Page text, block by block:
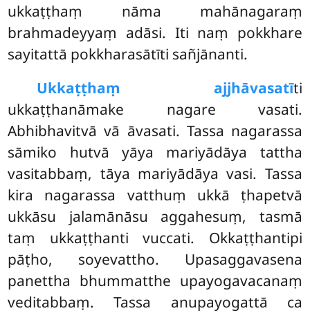
ukkaṭṭhaṃ nāma mahānagaraṃ
brahmadeyyaṃ adāsi. Iti naṃ pokkhare
sayitattā pokkharasātīti sañjānanti.
Ukkaṭṭhaṃ ajjhāvasatīti
ukkaṭṭhanāmake nagare vasati.
Abhibhavitvā vā āvasati. Tassa nagarassa
sāmiko hutvā yāya mariyādāya tattha
vasitabbaṃ, tāya mariyādāya vasi. Tassa
kira nagarassa vatthuṃ ukkā ṭhapetvā
ukkāsu jalamānāsu aggahesuṃ, tasmā
taṃ ukkaṭṭhanti vuccati. Okkaṭṭhantipi
pāṭho, soyevattho. Upasaggavasena
panettha bhummatthe upayogavacanaṃ
veditabbaṃ. Tassa anupayogattā ca